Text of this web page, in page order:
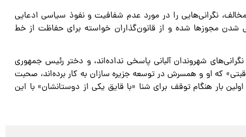
نگرانی‌هایی را در مورد عدم شفافیت و نفوذ سیاسی ادعایی
شدن مجوزها شده‌ و از قانون‌گذاران خواسته‌ برای حفاظت از خط
شهروندان آلبانی پاسخی نداده‌اند، و دختر رئیس‌ جمهوری
که او و همسرش در توسعه جزیره سازان به کار برده‌اند، صحبت
بار هنگام توقف برای شنا «با قایق یکی از دوستانشان» با این